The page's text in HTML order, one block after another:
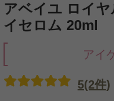
アベイユ ロイ
イセロム 20ml
アイ
5(2件)